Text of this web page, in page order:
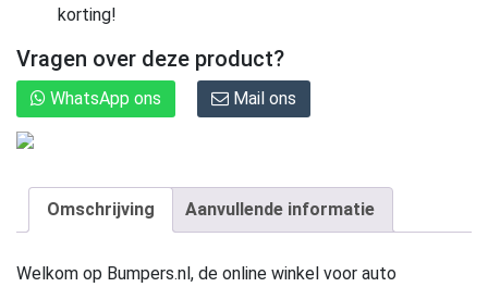
korting!
Vragen over deze product?
WhatsApp ons Mail ons
Omschrijving Aanvullende informatie
Welkom op Bumpers.nl, de online winkel voor auto